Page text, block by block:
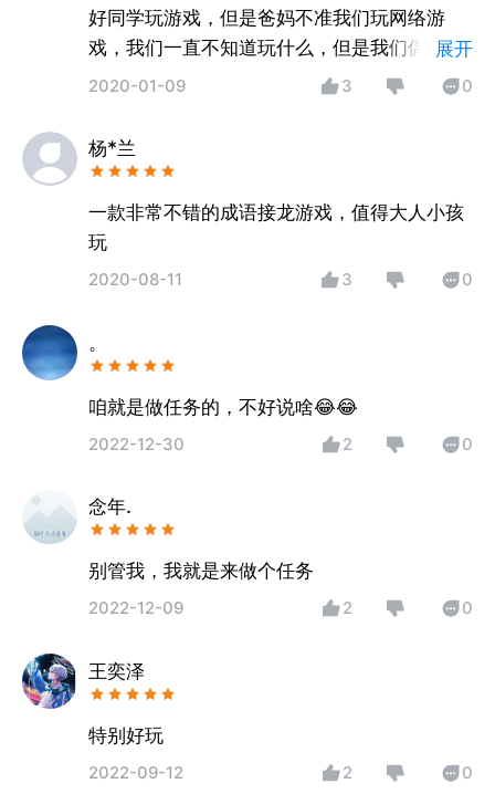
好同学玩游戏，但是爸妈不准我们玩网络游
戏，我们一直不知道玩什么，但是我们偶然发
现了这个游戏，每次在“成语猜猜猜”里，我们
对我们了，很支持！
展开
2020-01-09 3 0
杨*兰
一款非常不错的成语接龙游戏，值得大人小孩
玩
2020-08-11 3 0
。
咱就是做任务的，不好说啥😂😂
2022-12-30 2 0
念年.
别管我，我就是来做个任务
2022-12-09 2 0
王奕泽
特别好玩
2022-09-12 2 0